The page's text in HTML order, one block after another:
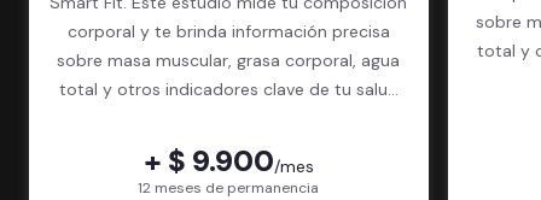
corporal y te brinda información precisa
sobre masa muscular, grasa corporal, agua
total y otros indicadores clave de tu salud
+ $ 9.900/mes
12 meses de permanencia
sobre
total y